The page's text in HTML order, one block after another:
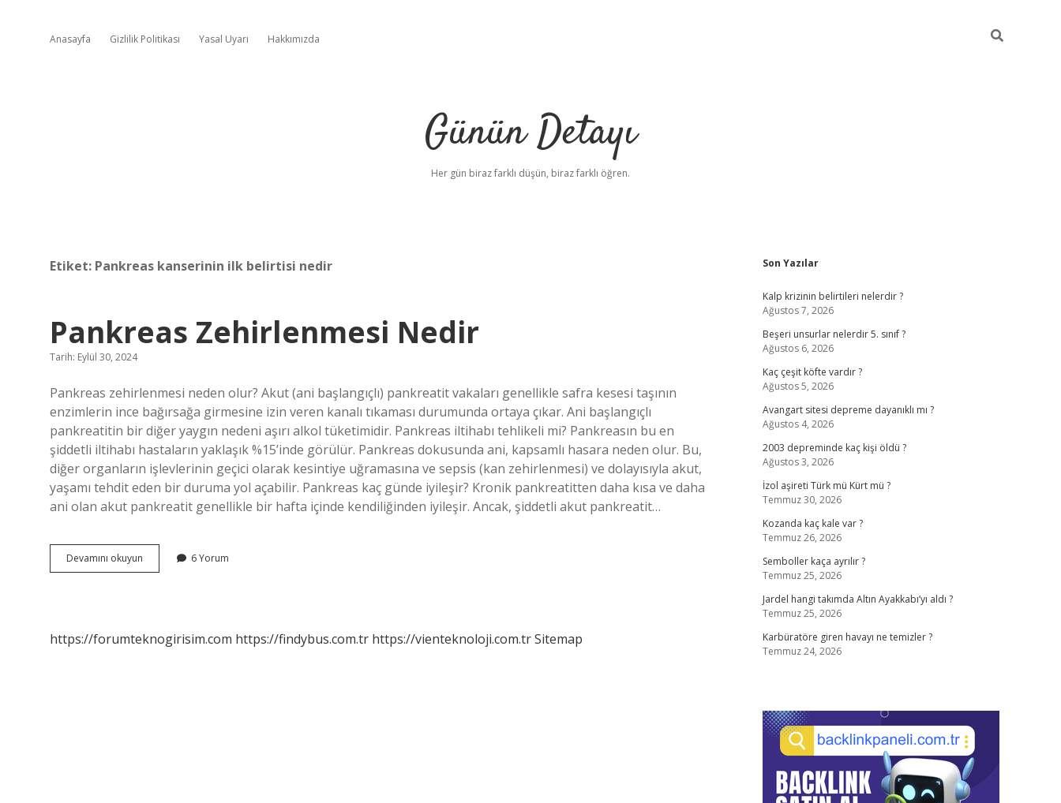
Anasayfa Gizlilik Politikası Yasal Uyarı Hakkımızda
Günün Detayı
Her gün biraz farklı düşün, biraz farklı öğren.
Etiket: Pankreas kanserinin ilk belirtisi nedir
Pankreas Zehirlenmesi Nedir
Tarih: Eylül 30, 2024
Pankreas zehirlenmesi neden olur? Akut (ani başlangıçlı) pankreatit vakaları genellikle safra kesesi taşının
enzimlerin ince bağırsağa girmesine izin veren kanalı tıkaması durumunda ortaya çıkar. Ani başlangıçlı
pankreatitin bir diğer yaygın nedeni aşırı alkol tüketimidir. Pankreas iltihabı tehlikeli mi? Pankreasın bu en
şiddetli iltihabı hastaların yaklaşık %15’inde görülür. Pankreas dokusunda ani, kapsamlı hasara neden olur. Bu,
diğer organların işlevlerinin geçici olarak kesintiye uğramasına ve sepsis (kan zehirlenmesi) ve dolayısıyla akut,
yaşamı tehdit eden bir duruma yol açabilir. Pankreas kaç günde iyileşir? Kronik pankreatitten daha kısa ve daha
ani olan akut pankreatit genellikle bir hafta içinde kendiliğinden iyileşir. Ancak, şiddetli akut pankreatit…
Devamını okuyun Pankreas
Zehirlenmesi
6 Yorum
https://forumteknogirisim.com https://findybus.com.tr https://vienteknoloji.com.trSitemap
Sidebar
Son Yazılar
Kalp krizinin belirtileri nelerdir ?
Ağustos 7, 2026
Beşeri unsurlar nelerdir 5. sınıf ?
Ağustos 6, 2026
Kaç çeşit köfte vardır ?
Ağustos 5, 2026
Avangart sitesi depreme dayanıklı mı ?
Ağustos 4, 2026
2003 depreminde kaç kişi öldü ?
Ağustos 3, 2026
İzol aşireti Türk mü Kürt mü ?
Temmuz 30, 2026
Kozanda kaç kale var ?
Temmuz 26, 2026
Semboller kaça ayrılır ?
Temmuz 25, 2026
Jardel hangi takımda Altın Ayakkabı’yı aldı ?
Temmuz 25, 2026
Karbüratöre giren havayı ne temizler ?
Temmuz 24, 2026